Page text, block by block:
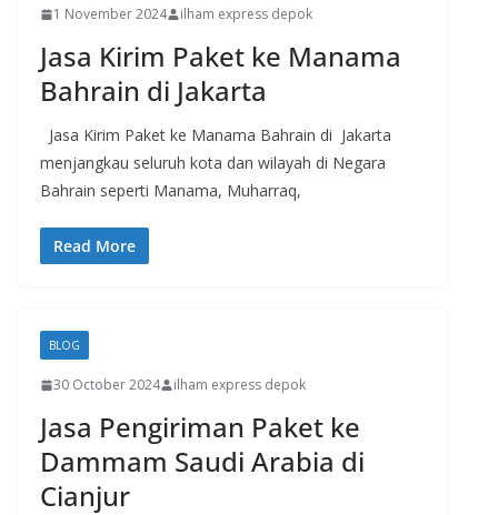
1 November 2024 ilham express depok
Jasa Kirim Paket ke Manama
Bahrain di Jakarta
Jasa Kirim Paket ke Manama Bahrain di Jakarta
menjangkau seluruh kota dan wilayah di Negara
Bahrain seperti Manama, Muharraq,
Read More
BLOG
30 October 2024 ilham express depok
Jasa Pengiriman Paket ke
Dammam Saudi Arabia di
Cianjur